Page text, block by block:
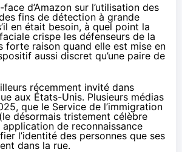
d’Amazon sur l’utilisation des
fins de détection à grande
en était besoin, à quel point la
crispe les défenseurs de la
forte raison quand elle est mise en
aussi discret qu’une paire de
récemment invité dans
aux États-Unis. Plusieurs médias
que le Service de l’immigration
désormais tristement célèbre
de reconnaissance
l’identité des personnes que ses
dans la rue.